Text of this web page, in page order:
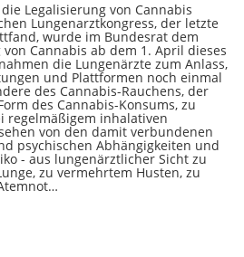
Legalisierung von Cannabis
Lungenarztkongress, der letzte
wurde im Bundesrat dem
Cannabis ab dem 1. April dieses
die Lungenärzte zum Anlass,
und Plattformen noch einmal
des Cannabis-Rauchens, der
des Cannabis-Konsums, zu
regelmäßigem inhalativen
von den damit verbundenen
psychischen Abhängigkeiten und
- aus lungenärztlicher Sicht zu
zu vermehrtem Husten, zu